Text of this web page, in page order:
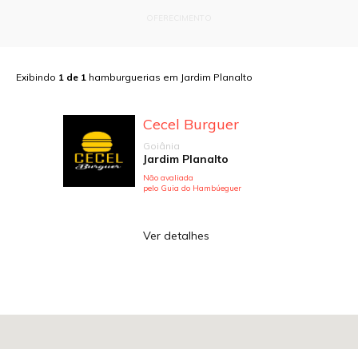
Exibindo 1 de 1 hamburguerias em Jardim Planalto
Cecel Burguer
Goiânia
Jardim Planalto
Não avaliada
pelo Guia do Hambúeguer
Ver detalhes